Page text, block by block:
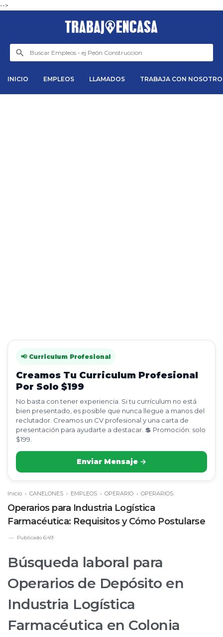
-->
INICIO EMPLEOS LLAMADOS TRABAJA CON
📢 Curriculum Profesional
Creamos Tu Curriculum Profesional
Por Solo $199
No basta con tener experiencia. Si tu currículum no está
bien presentado, es posible que nunca llegue a manos del
reclutador. Creamos un CV profesional y una carta de
presentación para ayudarte a destacar. 💲 Promoción: solo
$199.
Enviar Mensaje →
Inicio › CANELONES › EMPLEOS › OPERARIO › OPERARIOS
Operarios para Industria Logística
Farmacéutica: Requisitos y Cómo Postularse
Publicado 6:49
Búsqueda laboral para
Operarios de Depósito en
Industria Logística
Farmacéutica en Colonia